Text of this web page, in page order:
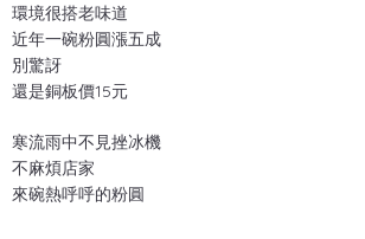
環境很搭老味道
近年一碗粉圓漲五成
別驚訝
還是銅板價15元
寒流雨中不見挫冰機
不麻煩店家
來碗熱呼呼的粉圓